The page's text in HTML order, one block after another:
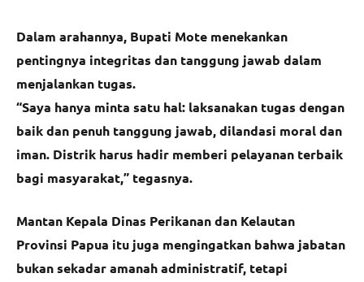
Dalam arahannya, Bupati Mote menekankan
pentingnya integritas dan tanggung jawab dalam
menjalankan tugas.
“Saya hanya minta satu hal: laksanakan tugas dengan
baik dan penuh tanggung jawab, dilandasi moral dan
iman. Distrik harus hadir memberi pelayanan terbaik
bagi masyarakat,” tegasnya.
Mantan Kepala Dinas Perikanan dan Kelautan
Provinsi Papua itu juga mengingatkan bahwa jabatan
bukan sekadar amanah administratif, tetapi